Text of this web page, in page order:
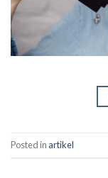
Posted in artikel